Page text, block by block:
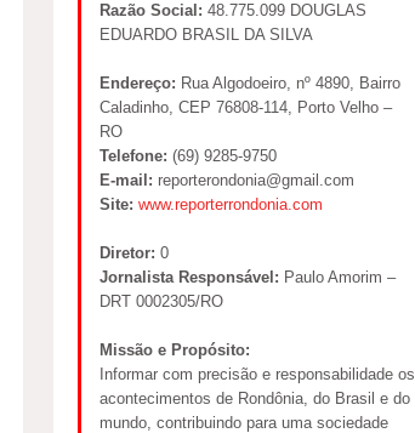
Razão Social: 48.775.099 DOUGLAS
EDUARDO BRASIL DA SILVA
Endereço: Rua Algodoeiro, nº 4890, Bairro
Caladinho, CEP 76808-114, Porto Velho –
RO
Telefone: (69) 9285-9750
E-mail: reporterondonia@gmail.com
Site: www.reporterrondonia.com
Diretor: 0
Jornalista Responsável: Paulo Amorim –
DRT 0002305/RO
Missão e Propósito:
Informar com precisão e responsabilidade os
acontecimentos de Rondônia, do Brasil e do
mundo, contribuindo para uma sociedade